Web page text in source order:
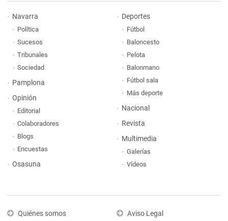
Navarra
Política
Sucesos
Tribunales
Sociedad
Pamplona
Opinión
Editorial
Colaboradores
Blogs
Encuestas
Osasuna
Deportes
Fútbol
Baloncesto
Pelota
Balonmano
Fútbol sala
Más deporte
Nacional
Revista
Multimedia
Galerías
Vídeos
Quiénes somos Aviso Legal